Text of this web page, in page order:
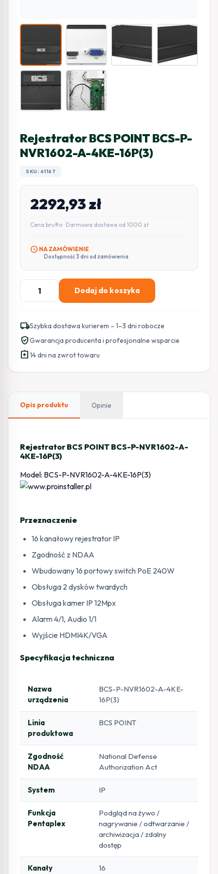
Rejestrator BCS POINT BCS-P-
NVR1602-A-4KE-16P(3)
SKU: 61167
2292,93zł
Cena brutto · Darmowa dostawa od 1000 zł
schedule NA ZAMÓWIENIE
Dostępność 3 dni od zamówienia
ilość
Rejestrator
POINT
BCS-
P-
NVR1602-
Dodaj do koszyka
local_shippingSzybka dostawa kurierem – 1–3 dni robocze
verified_userGwarancja producenta i profesjonalne wsparcie
assignment_return14 dni na zwrot towaru
Opis produktu Opinie
Rejestrator BCS POINT BCS-P-NVR1602-A-
4KE-16P(3)
Model: BCS-P-NVR1602-A-4KE-16P(3)
Przeznaczenie
16 kanałowy rejestrator IP
Zgodność z NDAA
Wbudowany 16 portowy switch PoE 240W
Obsługa 2 dysków twardych
Obsługa kamer IP 12Mpx
Alarm 4/1, Audio 1/1
Wyjście HDMI4K/VGA
Specyfikacja techniczna
Nazwa
urządzenia
BCS-P-NVR1602-A-4KE-
16P(3)
Linia
produktowa
BCS POINT
Zgodność
NDAA
National Defense
Authorization Act
System IP
Funkcja
Pentaplex
Podgląd na żywo /
nagrywanie / odtwarzanie /
archiwizacja / zdalny
dostęp
Kanały 16